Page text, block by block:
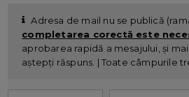
Adresa de mail nu se publică
completarea corectă este
aprobarea rapidă a mesajului, și
aștepți răspuns. | Toate câmpurile